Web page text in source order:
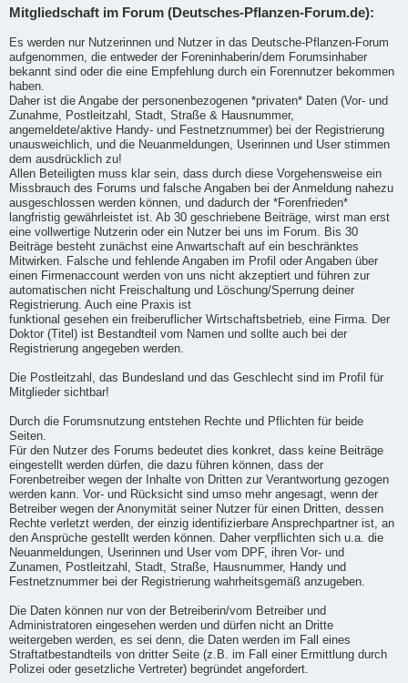
Mitgliedschaft im Forum (Deutsches-Pflanzen-Forum.de):
Es werden nur Nutzerinnen und Nutzer in das Deutsche-Pflanzen-Forum
aufgenommen, die entweder der Foreninhaberin/dem Forumsinhaber
bekannt sind oder die eine Empfehlung durch ein Forennutzer bekommen
haben.
Daher ist die Angabe der personenbezogenen *privaten* Daten (Vor- und
Zunahme, Postleitzahl, Stadt, Straße & Hausnummer,
angemeldete/aktive Handy- und Festnetznummer) bei der Registrierung
unausweichlich, und die Neuanmeldungen, Userinnen und User stimmen
dem ausdrücklich zu!
Allen Beteiligten muss klar sein, dass durch diese Vorgehensweise ein
Missbrauch des Forums und falsche Angaben bei der Anmeldung nahezu
ausgeschlossen werden können, und dadurch der *Forenfrieden*
langfristig gewährleistet ist. Ab 30 geschriebene Beiträge, wirst man erst
eine vollwertige Nutzerin oder ein Nutzer bei uns im Forum. Bis 30
Beiträge besteht zunächst eine Anwartschaft auf ein beschränktes
Mitwirken. Falsche und fehlende Angaben im Profil oder Angaben über
einen Firmenaccount werden von uns nicht akzeptiert und führen zur
automatischen nicht Freischaltung und Löschung/Sperrung deiner
Registrierung. Auch eine Praxis ist
funktional gesehen ein freiberuflicher Wirtschaftsbetrieb, eine Firma. Der
Doktor (Titel) ist Bestandteil vom Namen und sollte auch bei der
Registrierung angegeben werden.
Die Postleitzahl, das Bundesland und das Geschlecht sind im Profil für
Mitglieder sichtbar!
Durch die Forumsnutzung entstehen Rechte und Pflichten für beide
Seiten.
Für den Nutzer des Forums bedeutet dies konkret, dass keine Beiträge
eingestellt werden dürfen, die dazu führen können, dass der
Forenbetreiber wegen der Inhalte von Dritten zur Verantwortung gezogen
werden kann. Vor- und Rücksicht sind umso mehr angesagt, wenn der
Betreiber wegen der Anonymität seiner Nutzer für einen Dritten, dessen
Rechte verletzt werden, der einzig identifizierbare Ansprechpartner ist, an
den Ansprüche gestellt werden können. Daher verpflichten sich u.a. die
Neuanmeldungen, Userinnen und User vom DPF, ihren Vor- und
Zunamen, Postleitzahl, Stadt, Straße, Hausnummer, Handy und
Festnetznummer bei der Registrierung wahrheitsgemäß anzugeben.
Die Daten können nur von der Betreiberin/vom Betreiber und
Administratoren eingesehen werden und dürfen nicht an Dritte
weitergeben werden, es sei denn, die Daten werden im Fall eines
Straftatbestandteils von dritter Seite (z.B. im Fall einer Ermittlung durch
Polizei oder gesetzliche Vertreter) begründet angefordert.